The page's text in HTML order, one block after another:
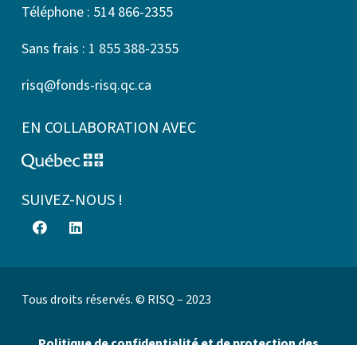
Téléphone : 514 866-2355
Sans frais : 1 855 388-2355
risq@fonds-risq.qc.ca
EN COLLABORATION AVEC
SUIVEZ-NOUS !
Tous droits réservés. © RISQ – 2023